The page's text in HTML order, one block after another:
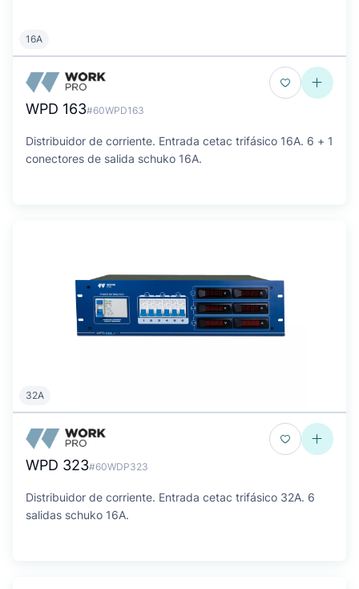
16A
WPD 163#60WPD163
Distribuidor de corriente. Entrada cetac trifásico 16A. 6 + 1
conectores de salida schuko 16A.
32A
WPD 323#60WDP323
Distribuidor de corriente. Entrada cetac trifásico 32A. 6
salidas schuko 16A.